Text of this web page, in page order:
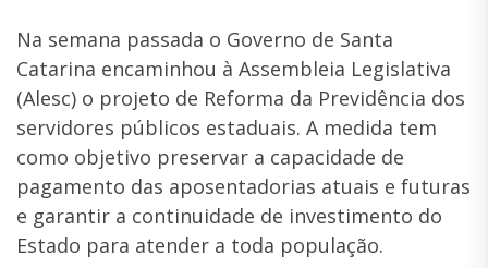
Na semana passada o Governo de Santa
Catarina encaminhou à Assembleia Legislativa
(Alesc) o projeto de Reforma da Previdência dos
servidores públicos estaduais. A medida tem
como objetivo preservar a capacidade de
pagamento das aposentadorias atuais e futuras
e garantir a continuidade de investimento do
Estado para atender a toda população.